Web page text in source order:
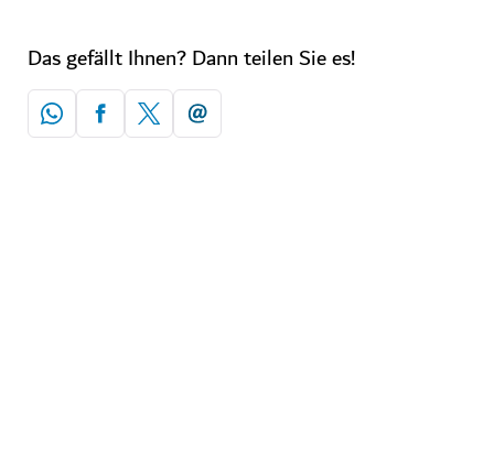
Das gefällt Ihnen? Dann teilen Sie es!